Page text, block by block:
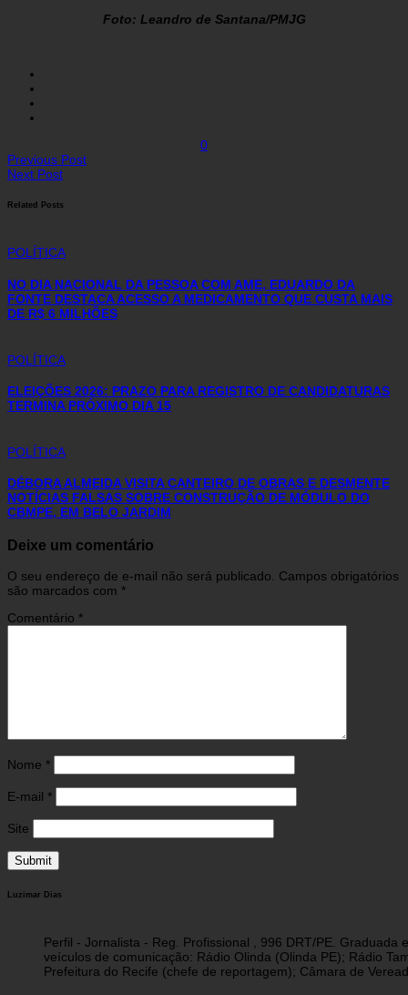
Foto: Leandro de Santana/PMJG
0
Previous Post
Next Post
Related Posts
POLÍTICA
NO DIA NACIONAL DA PESSOA COM AME, EDUARDO DA
FONTE DESTACA ACESSO A MEDICAMENTO QUE CUSTA MAIS
DE R$ 6 MILHÕES
POLÍTICA
ELEIÇÕES 2026: PRAZO PARA REGISTRO DE CANDIDATURAS
TERMINA PRÓXIMO DIA 15
POLÍTICA
DÉBORA ALMEIDA VISITA CANTEIRO DE OBRAS E DESMENTE
NOTÍCIAS FALSAS SOBRE CONSTRUÇÃO DE MÓDULO DO
CBMPE, EM BELO JARDIM
Deixe um comentário
O seu endereço de e-mail não será publicado. Campos obrigatórios
são marcados com *
Comentário *
Nome *
E-mail *
Site
Luzimar Dias
Perfil - Jornalista - Reg. Profissional , 996 DRT/PE.
veículos de comunicação: Rádio Olinda (Olinda PE); Rádio
Prefeitura do Recife (chefe de reportagem); Câmara de